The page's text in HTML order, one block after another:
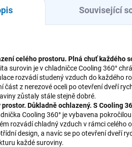
Související
celého prostoru. Plná chuť každého
surovin je v chladničce Cooling 360°
rozvádí studený vzduch do každého
část z nerezové oceli po otevření dveří
zůstaly stále stejně dobré.
prostor. Důkladně ochlazený. S Cooling
Cooling 360° je vybavena
rozvádí chladný vzduch v rámci celého
design, a navíc se po otevření dveří
každé suroviny.